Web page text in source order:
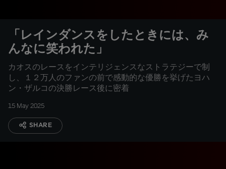
「レインダンスをしたときには、み
んなに笑われた」
カオスのレースをインテリジェンスなストラテジーで制
し、１２万人のファンの前で感動的な優勝を挙げたヨハ
ン・ザルコの決勝レース後に密着
15 May 2025
SHARE